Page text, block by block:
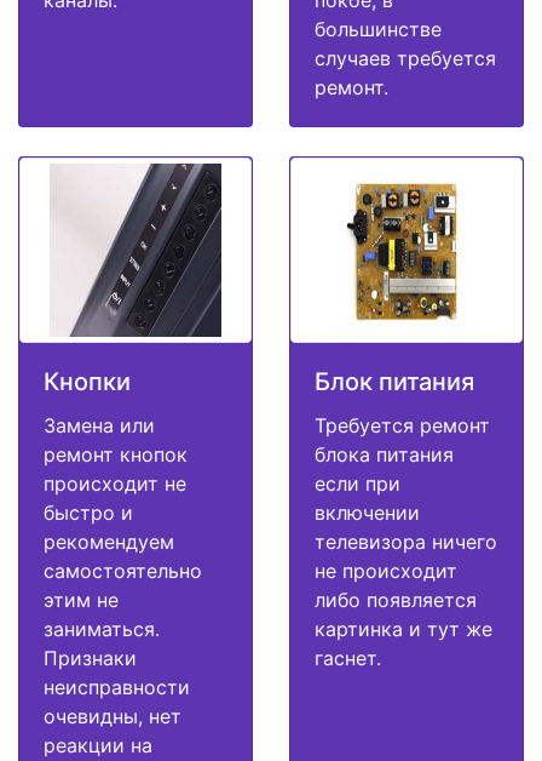
большинстве
случаев требуется
ремонт.
Кнопки
Замена или
ремонт кнопок
происходит не
быстро и
рекомендуем
самостоятельно
этим не
заниматься.
Признаки
неисправности
очевидны, нет
реакции на
Блок питания
Требуется ремонт
блока питания
если при
включении
телевизора ничего
не происходит
либо появляется
картинка и тут же
гаснет.